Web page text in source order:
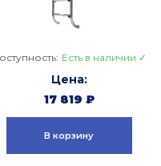
Есть в наличии ✓
17 819 ₽
В корзину